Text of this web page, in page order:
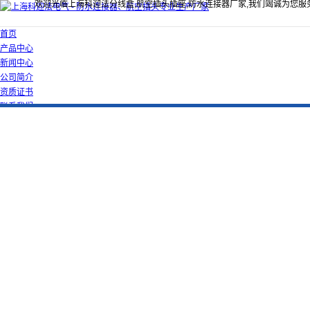
欢迎光临上海科迎法分线盒,航空插头插座,防水连接器厂家,我们竭诚为您服
首页
产品中心
新闻中心
公司简介
资质证书
联系我们